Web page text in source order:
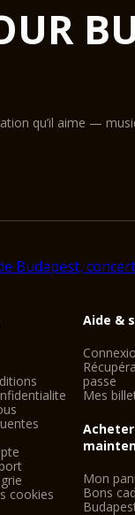
qu’il aime —
cookies
Aide &
passe
Mes
Mon
Bons